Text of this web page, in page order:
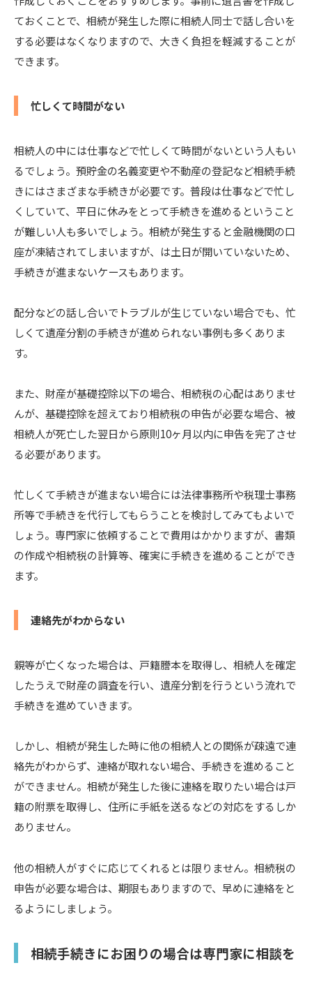
ておくことで、相続が発生した際に相続人同士で話し合いを
する必要はなくなりますので、大きく負担を軽減することが
できます。
忙しくて時間がない
相続人の中には仕事などで忙しくて時間がないという人もい
るでしょう。預貯金の名義変更や不動産の登記など相続手続
きにはさまざまな手続きが必要です。普段は仕事などで忙し
くしていて、平日に休みをとって手続きを進めるということ
が難しい人も多いでしょう。相続が発生すると金融機関の口
座が凍結されてしまいますが、は土日が開いていないため、
手続きが進まないケースもあります。
配分などの話し合いでトラブルが生じていない場合でも、忙
しくて遺産分割の手続きが進められない事例も多くありま
す。
また、財産が基礎控除以下の場合、相続税の心配はありませ
んが、基礎控除を超えており相続税の申告が必要な場合、被
相続人が死亡した翌日から原則10ヶ月以内に申告を完了させ
る必要があります。
忙しくて手続きが進まない場合には法律事務所や税理士事務
所等で手続きを代行してもらうことを検討してみてもよいで
しょう。専門家に依頼することで費用はかかりますが、書類
の作成や相続税の計算等、確実に手続きを進めることができ
ます。
連絡先がわからない
親等が亡くなった場合は、戸籍謄本を取得し、相続人を確定
したうえで財産の調査を行い、遺産分割を行うという流れで
手続きを進めていきます。
しかし、相続が発生した時に他の相続人との関係が疎遠で連
絡先がわからず、連絡が取れない場合、手続きを進めること
ができません。相続が発生した後に連絡を取りたい場合は戸
籍の附票を取得し、住所に手紙を送るなどの対応をするしか
ありません。
他の相続人がすぐに応じてくれるとは限りません。相続税の
申告が必要な場合は、期限もありますので、早めに連絡をと
るようにしましょう。
相続手続きにお困りの場合は専門家に相談を